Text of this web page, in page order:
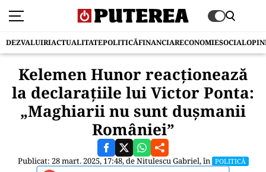
DEZVALUIRIACTUALITATEPOLITICĂFINANCIARECONOMIESOCIAL
Kelemen Hunor reacționează
la declarațiile lui Victor Ponta:
„Maghiarii nu sunt dușmanii
României”
Publicat: 28 mart. 2025, 17:48, deNitulescu Gabriel, în POLITICĂ